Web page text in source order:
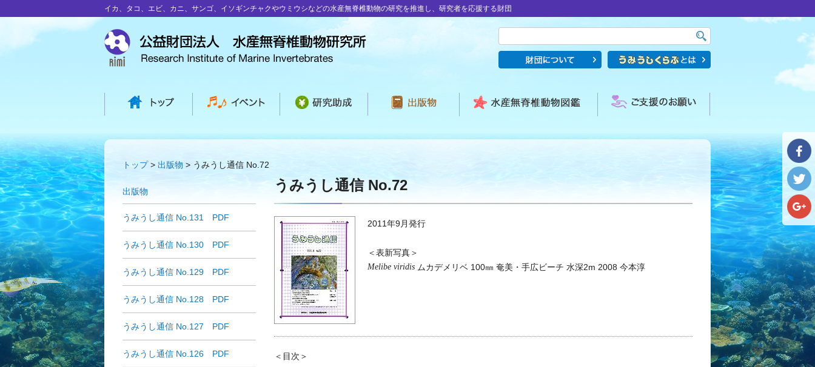
イカ、タコ、エビ、カニ、サンゴ、イソギンチャクやウミウシなどの水産無脊椎動物の研究を推進し、研究者を応援する財団
トップ 出版物 うみうし通信 No.72
出版物
うみうし通信 No.131 PDF
うみうし通信 No.130 PDF
うみうし通信 No.129 PDF
うみうし通信 No.128 PDF
うみうし通信 No.127 PDF
うみうし通信 No.126 PDF
うみうし通信 No.72
2011年9月発行
＜表新写真＞
Melibe viridis ムカデメリベ 100㎜ 奄美・手広ビーチ 水深2m 2008 今本淳
＜目次＞